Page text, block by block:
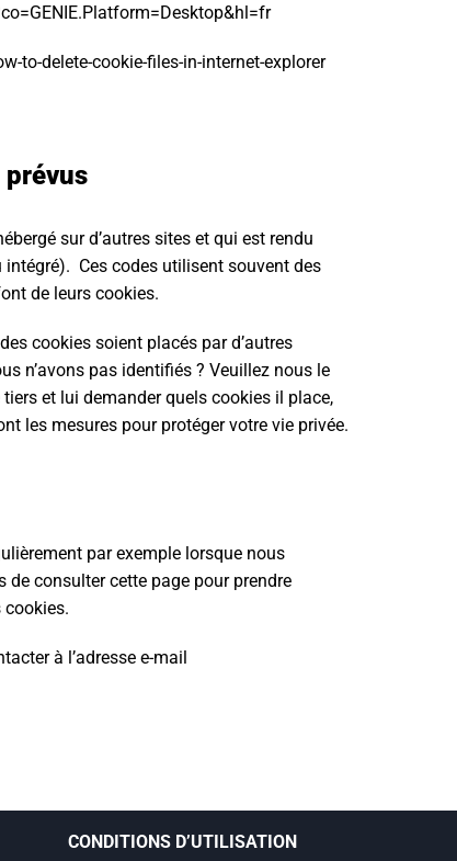
delete-cookie-files-in-internet-explorer
prévus
sur d’autres sites et qui est rendu
Ces codes utilisent souvent des
de leurs cookies.
cookies soient placés par d’autres
n’avons pas identifiés ? Veuillez nous le
et lui demander quels cookies il place,
les mesures pour protéger votre vie privée.
par exemple lorsque nous
consulter cette page pour prendre
cookies.
à l’adresse e-mail
CONDITIONS D’UTILISATION